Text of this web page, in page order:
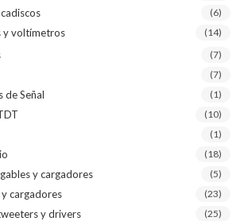
(6)
y voltímetros (14)
(7)
(7)
de Señal (1)
(10)
(1)
(18)
y cargadores (5)
cargadores (23)
y drivers (25)